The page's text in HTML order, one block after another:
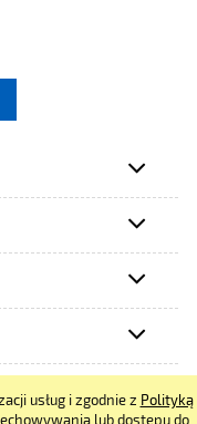
usług i zgodnie z Polityką
lub dostępu do
strony